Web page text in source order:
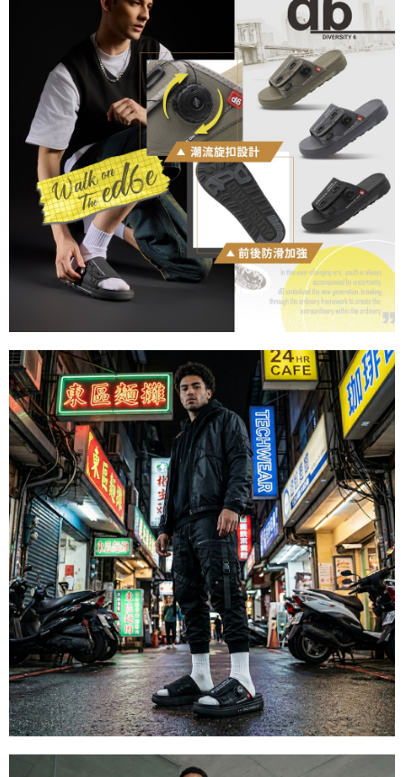
「AFTEE先享後付」，若未經同意申辦者引起之損失，本公司不負相關責
４．使用「AFTEE先享後付」時，將依據個別帳號之用戶狀況，依本公司即
時審查核予不同之上限額度；若仍有額度不足之情形，本公司將視審查結果
請求用戶進行身份認證。
５．嚴禁一人註冊多個帳號或使用他人資訊註冊。若發現惡意使用之情形，
恩沛科技股份有限公司將有權停止該用戶之使用額度並採取法律行動。